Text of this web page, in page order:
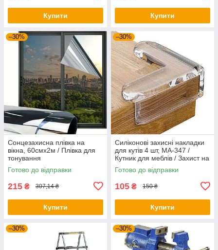
Купити Купити
–30%
Сонцезахисна плівка на
вікна, 60смх2м / Плівка для
тонування
Готово до відправки
215 ₴ 307,14 ₴
Купити
–30%
Силіконові захисні накладки
для кутів 4 шт, МА-347 /
Кутник для меблів / Захист на
кути
Готово до відправки
105 ₴ 150 ₴
Купити
–30% –30%